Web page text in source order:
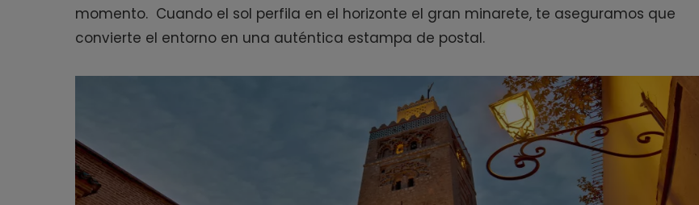
momento. Cuando el sol perfila en el horizonte el gran minarete, te aseguramos que
convierte el entorno en una auténtica estampa de postal.